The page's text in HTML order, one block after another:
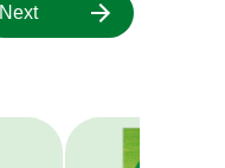
Next